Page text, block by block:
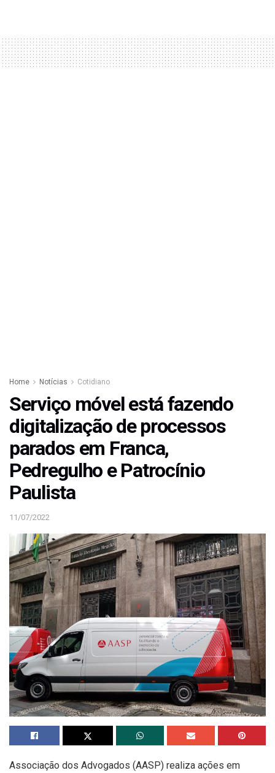
Home Notícias Cotidiano
Serviço móvel está fazendo
digitalização de processos
parados em Franca,
Pedregulho e Patrocínio
Paulista
11/07/2022
Associação dos Advogados (AASP) realiza ações em